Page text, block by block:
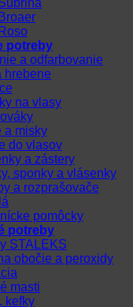
Broaer
Roso
potreby
a odfarbovanie
hrebene
na vlasy
a misky
do vlasov
a zástery
sponky a vlásenky
a rozprašovače
pomôcky
potreby
STALEKS
obočie a peroxidy
masti
kefky